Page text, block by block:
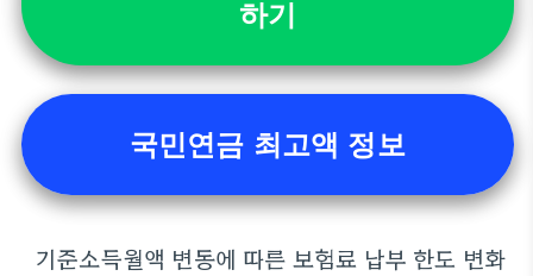
하기
국민연금 최고액 정보
기준소득월액 변동에 따른 보험료 납부 한도 변화